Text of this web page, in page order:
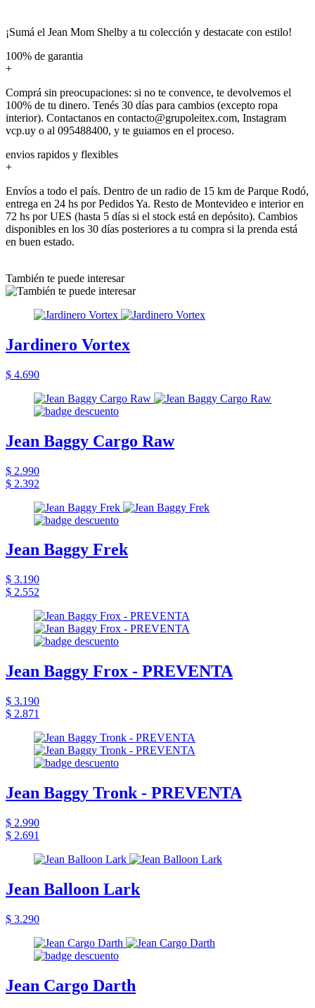
¡Sumá el Jean Mom Shelby a tu colección y destacate con estilo!
100% de garantia
+
Comprá sin preocupaciones: si no te convence, te devolvemos el
100% de tu dinero. Tenés 30 días para cambios (excepto ropa
interior). Contactanos en contacto@grupoleitex.com, Instagram
vcp.uy o al 095488400, y te guiamos en el proceso.
envios rapidos y flexibles
+
Envíos a todo el país. Dentro de un radio de 15 km de Parque Rodó,
entrega en 24 hs por Pedidos Ya. Resto de Montevideo e interior en
72 hs por UES (hasta 5 días si el stock está en depósito). Cambios
disponibles en los 30 días posteriores a tu compra si la prenda está
en buen estado.
También te puede interesar
Jardinero Vortex
$ 4.690
Jean Baggy Cargo Raw
$ 2.990
$ 2.392
Jean Baggy Frek
$ 3.190
$ 2.552
Jean Baggy Frox - PREVENTA
$ 3.190
$ 2.871
Jean Baggy Tronk - PREVENTA
$ 2.990
$ 2.691
Jean Balloon Lark
$ 3.290
Jean Cargo Darth